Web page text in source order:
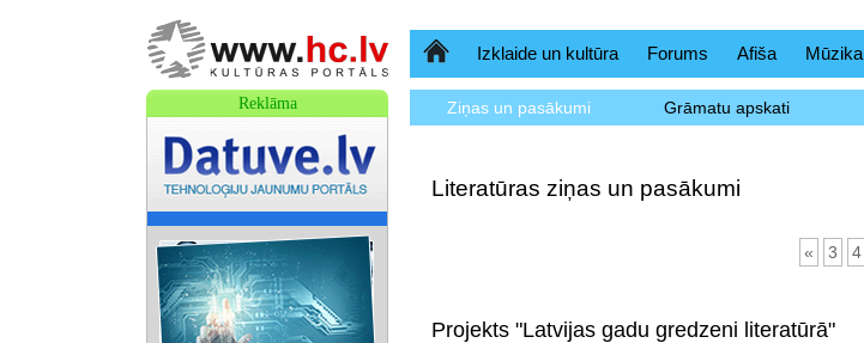
SākumlapaIzklaide un kultūra Forums Afiša Mūzika
Ziņas un pasākumi Grāmatu apskati
Literatūras ziņas un pasākumi
« 3 4
Projekts "Latvijas gadu gredzeni literatūrā"
Reklāma